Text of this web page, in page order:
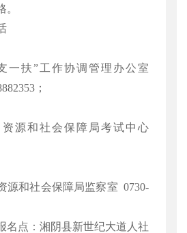
一扶”工作协调管理办公室
；
源和社会保障局考试中心
源和社会保障局监察室 0730-
名点：湘阴县新世纪大道人社